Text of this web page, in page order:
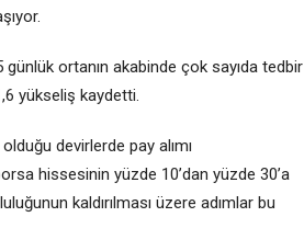
ortanın akabinde çok sayıda tedbir
yükseliş kaydetti.
devirlerde pay alımı
hissesinin yüzde 10’dan yüzde 30’a
kaldırılması üzere adımlar bu